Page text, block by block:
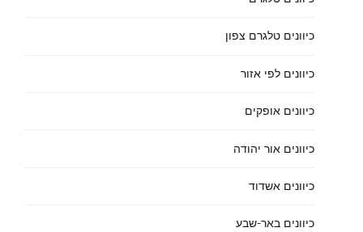
כיוונים טלגרם צפון
כיוונים לפי אזור
כיוונים אופקים
כיוונים אור יהודה
כיוונים אשדוד
כיוונים באר-שבע